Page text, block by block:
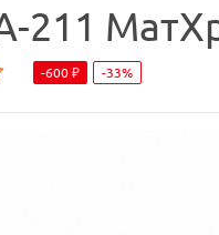
211
-600 ₽ -33%